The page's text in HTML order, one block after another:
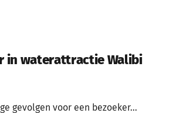
in waterattractie Walibi
gevolgen voor een bezoeker...